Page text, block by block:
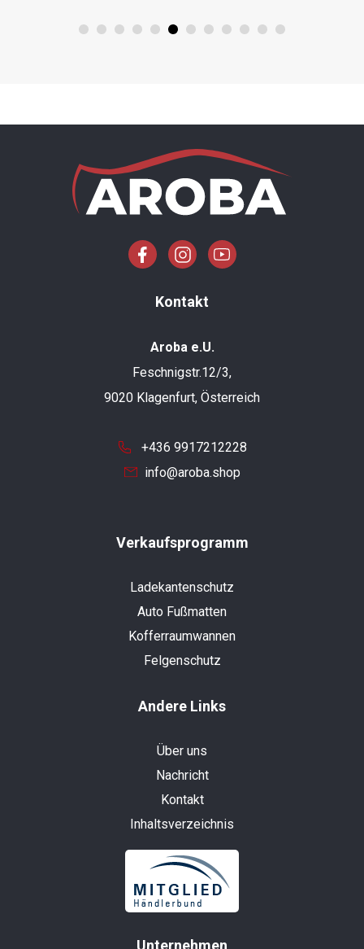
Kontakt
Aroba e.U.
Feschnigstr.12/3,
9020 Klagenfurt, Österreich
+436 9917212228
info@aroba.shop
Verkaufsprogramm
Ladekantenschutz
Auto Fußmatten
Kofferraumwannen
Felgenschutz
Andere Links
Über uns
Nachricht
Kontakt
Inhaltsverzeichnis
Unternehmen